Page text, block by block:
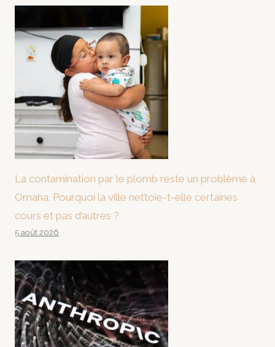
La contamination par le plomb reste un problème à
Omaha. Pourquoi la ville nettoie-t-elle certaines
cours et pas d’autres ?
5 août 2026